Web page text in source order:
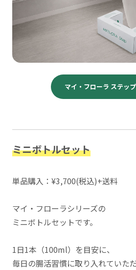
マイ・フローラ ステッ
ミニボトルセット
単品購入：¥3,700(税込)+送料
マイ・フローラシリーズの
ミニボトルセットです。
1日1本（100ml）を目安に、
毎日の腸活習慣に取り入れていただ